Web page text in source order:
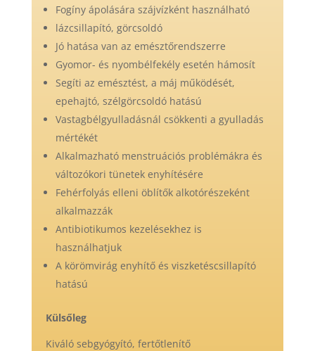
Fogíny ápolására szájvízként használható
lázcsillapító, görcsoldó
Jó hatása van az emésztőrendszerre
Gyomor- és nyombélfekély esetén hámosít
Segíti az emésztést, a máj működését,
epehajtó, szélgörcsoldó hatású
Vastagbélgyulladásnál csökkenti a gyulladás
mértékét
Alkalmazható menstruációs problémákra és
változókori tünetek enyhítésére
Fehérfolyás elleni öblítők alkotórészeként
alkalmazzák
Antibiotikumos kezelésekhez is
használhatjuk
A körömvirág enyhítő és viszketéscsillapító
hatású
Külsőleg
Kiváló sebgyógyító, fertőtlenítő